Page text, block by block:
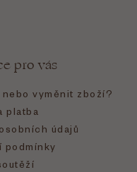
pro vás
vyměnit zboží?
platba
údajů
podmínky